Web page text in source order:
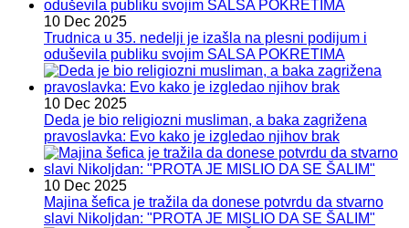
10 Dec 2025
Trudnica u 35. nedelji je izašla na plesni podijum i
oduševila publiku svojim SALSA POKRETIMA
10 Dec 2025
Deda je bio religiozni musliman, a baka zagrižena
pravoslavka: Evo kako je izgledao njihov brak
10 Dec 2025
Majina šefica je tražila da donese potvrdu da stvarno
slavi Nikoljdan: "PROTA JE MISLIO DA SE ŠALIM"